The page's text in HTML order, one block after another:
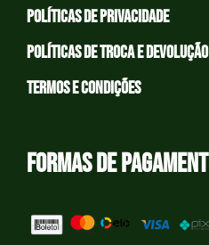
Políticas de privacidade
Políticas de Troca e devolução
Termos e condições
Formas de